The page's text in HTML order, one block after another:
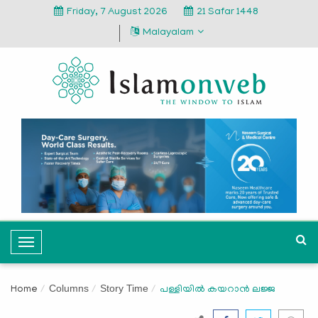
Friday, 7 August 2026
21 Safar 1448
Malayalam
T
o
g
Home Columns Story Time പള്ളിയിൽ കയറാൻ ലജ്ജ